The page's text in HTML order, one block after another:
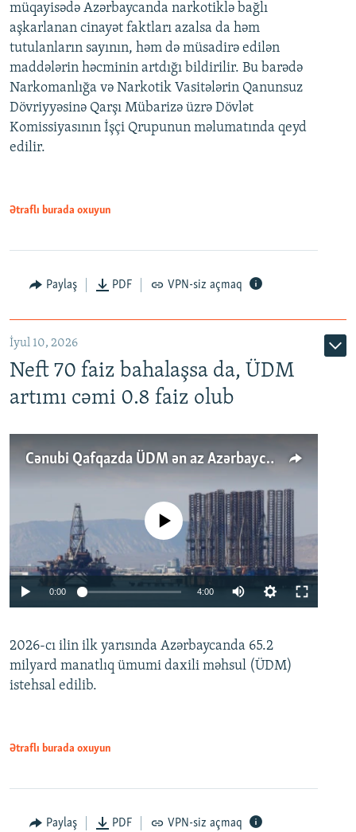
müqayisədə Azərbaycanda narkotiklə bağlı
aşkarlanan cinayət faktları azalsa da həm
tutulanların sayının, həm də müsadirə edilən
maddələrin həcminin artdığı bildirilir. Bu barədə
Narkomanlığa və Narkotik Vasitələrin Qanunsuz
Dövriyyəsinə Qarşı Mübarizə üzrə Dövlət
Komissiyasının İşçi Qrupunun məlumatında qeyd
edilir.
Ətraflı burada oxuyun
Paylaş PDF VPN-siz açmaq
İyul 10, 2026
Neft 70 faiz bahalaşsa da, ÜDM
artımı cəmi 0.8 faiz olub
Cənubi Qafqazda ÜDM ən az Azərbaycanda artır: Qonşuları niyə Bakını qabaqlaya bilir?
Auto 240p 360p 480p
No media source currently available
0:00 4:00
360p
480p
2026-cı ilin ilk yarısında Azərbaycanda 65.2
milyard manatlıq ümumi daxili məhsul (ÜDM)
istehsal edilib.
Ətraflı burada oxuyun
Paylaş PDF VPN-siz açmaq